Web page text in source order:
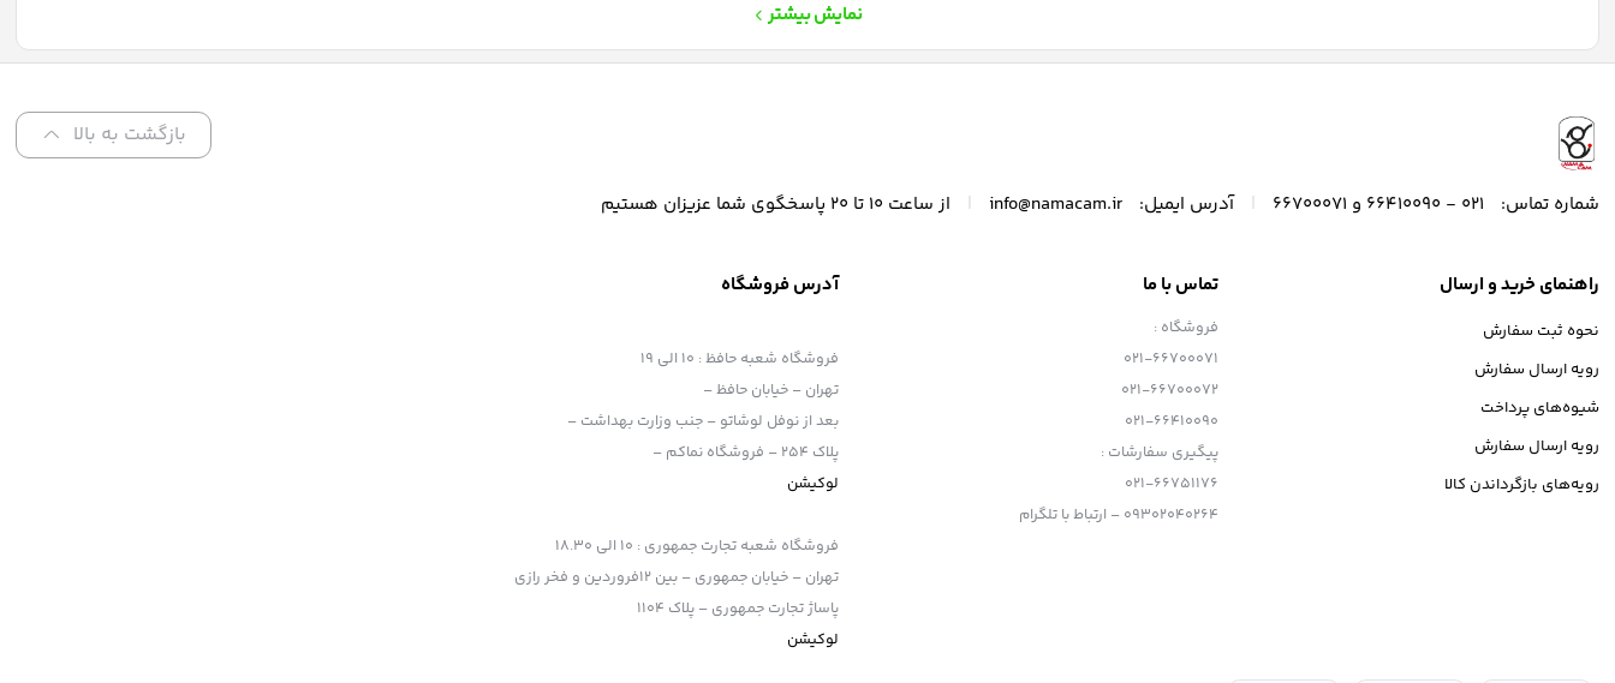
نمایش بیشتر
بازگشت به بالا
شماره تماس: 021 - 66410090 و 66700071 آدرس ایمیل: info@namacam.ir از ساعت 10 تا 20 پاسخگوی شما عزیزان هستیم
راهنمای خرید و ارسال
نحوه ثبت سفارش
رویه ارسال سفارش
شیوه‌های پرداخت
رویه ارسال سفارش
رویه‌های بازگرداندن کالا
تماس با ما
فروشگاه :
021-66700071
021-66700072
021-66410090
پیگیری سفارشات :
021-66751176
09302040264 – ارتباط با تلگرام
آدرس فروشگاه
فروشگاه شعبه حافظ: 10 الی 19
تهران – خیابان حافظ –
بعد از نوفل لوشاتو – جنب وزارت بهداشت –
پلاک 254 – فروشگاه نماکم –
لوکیشن
فروشگاه شعبه تجارت جمهوری : 10 الی 18.30
تهران – خیابان جمهوری – بین 12فروردین و فخر رازی
پاساژ تجارت جمهوری – پلاک 1104
لوکیشن